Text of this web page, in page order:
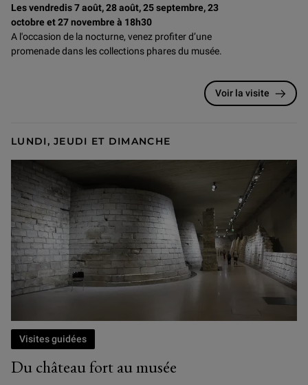
Les vendredis 7 août, 28 août, 25 septembre, 23
octobre et 27 novembre à 18h30
A l'occasion de la nocturne, venez profiter d’une
promenade dans les collections phares du musée.
Voir la visite
LUNDI, JEUDI ET DIMANCHE
Du château fort au musée
Visites guidées